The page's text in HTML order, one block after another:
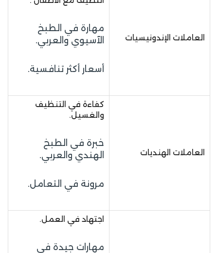
العاملات الإندونيسيات
مهارة في الطبخ
الآسيوي والعربي.
أسعار أكثر تنافسية.
العاملات الهنديات
كفاءة في التنظيف
والغسيل.
خبرة في الطبخ
الهندي والعربي.
مرونة في التعامل.
اجتهاد في العمل.
مهارات جيدة في